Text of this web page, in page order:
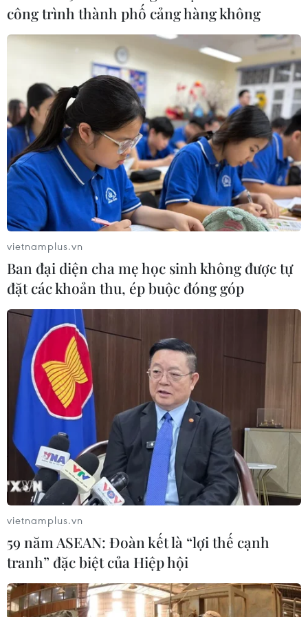
Luật Trưng mua, trưng dụng tài sản
UBS bị phạt 125 triệu USD vì vi phạm
luật chống rửa tiền
04/08/2026 04:58
Xem thêm
CƠ QUAN CHỦ QUẢN: THÔNG TẤN XÃ VIỆT NAM
Tổng Biên tập: TRẦN TIẾN DUẨN
Phó Tổng Biên tập: NGUYỄN THỊ TÁM, KHÚC THANH
THỦY
Sở hữu trí tuệ
Quy định sử dụng
RSS
Hỗ trợ
Ngôn ngữ
TTXVN
Dịch vụ tin
Quảng cáo
Liên hệ
Giấy phép số: 1374/GP-BTTTT do Bộ Thông tin và Truyền thông
cấp ngày 11/9/2008.
Quảng cáo: Phó TBT Nguyễn Thị Tám: 093.5958688, Email:
công trình thành phố cảng hàng không
vietnamplus.vn
Ban đại diện cha mẹ học sinh không được tự
đặt các khoản thu, ép buộc đóng góp
vietnamplus.vn
59 năm ASEAN: Đoàn kết là “lợi thế cạnh
tranh” đặc biệt của Hiệp hội